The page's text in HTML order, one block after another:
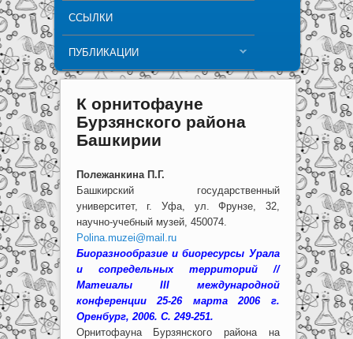
ССЫЛКИ
ПУБЛИКАЦИИ
К орнитофауне
Бурзянского района
Башкирии
Полежанкина П.Г.
Башкирский государственный
университет, г. Уфа, ул. Фрунзе, 32,
научно-учебный музей, 450074.
Polina.muzei@mail.ru
Биоразнообразие и биоресурсы Урала
и сопредельных территорий //
Матеиалы III международной
конференции 25-26 марта 2006 г.
Оренбург, 2006. С. 249-251.
Орнитофауна Бурзянского района на